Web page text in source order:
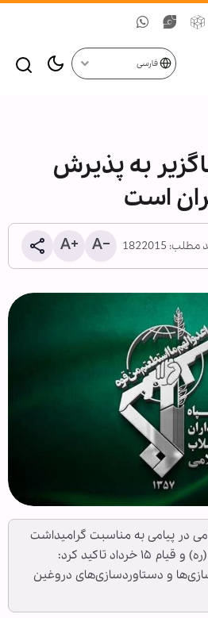
فارسی
به پذیرش
است
1822015
در پیامی به مناسبت گرامیداشت
سالروز رحلت امام خمینی (ره) و قیام ۱۵ خرداد تاکید کرد:
و دستاوردسازی‌های دروغین